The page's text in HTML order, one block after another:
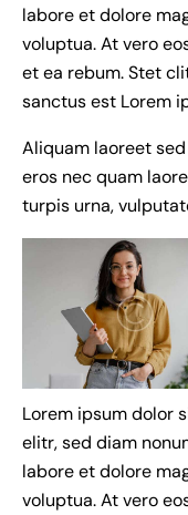
labore et dolore
voluptua. At vero
et ea rebum. Stet
sanctus est Lorem
Aliquam laoreet
eros nec quam
turpis urna,
Lorem ipsum dolor
elitr, sed diam
labore et dolore
voluptua. At vero